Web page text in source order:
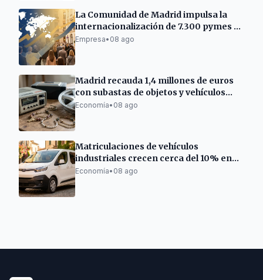
La Comunidad de Madrid impulsa la
internacionalización de 7.300 pymes y
autónomos
Empresa• 08 ago
Madrid recauda 1,4 millones de euros
con subastas de objetos y vehículos
municipales
Economía• 08 ago
Matriculaciones de vehículos
industriales crecen cerca del 10% en
Cataluña
Economía• 08 ago